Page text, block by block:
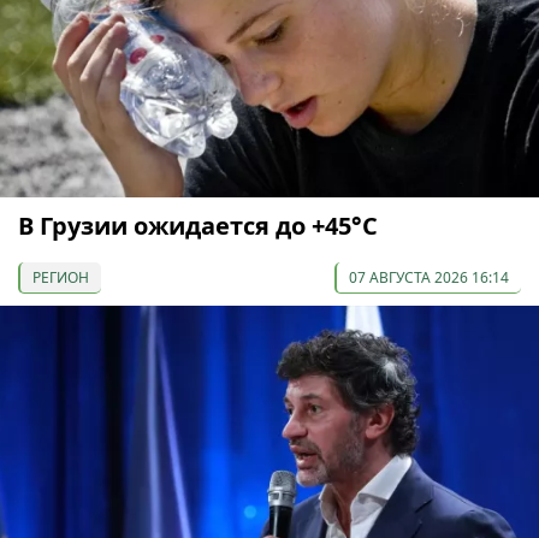
В Грузии ожидается до +45°С
РЕГИОН 07 АВГУСТА 2026 16:14